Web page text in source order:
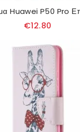
€12.80